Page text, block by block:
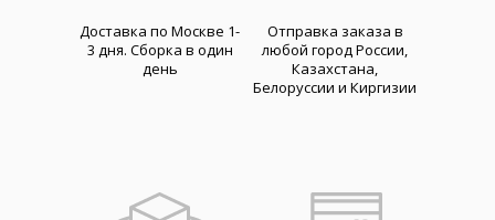
Доставка по Москве 1-
3 дня. Cборка в один
день
Отправка заказа в
любой город России,
Казахстана,
Белоруссии и Киргизии